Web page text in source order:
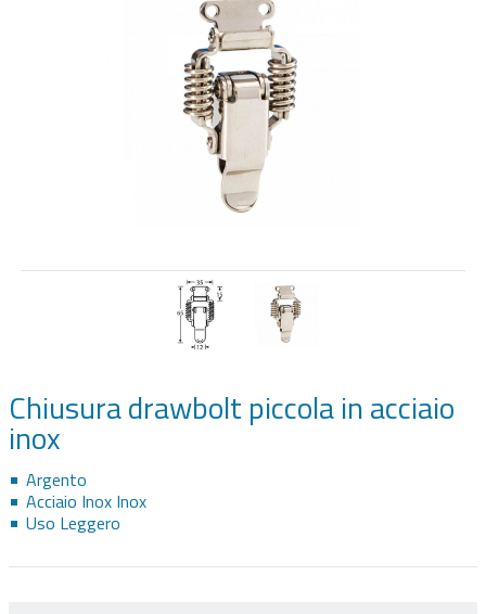
SPEAKER HARDWARE & AUDIO
FLIGHTCASE SU MISURA
RACK 19"
Chiusura drawbolt piccola in acciaio
inox
Argento
Acciaio Inox Inox
Uso Leggero